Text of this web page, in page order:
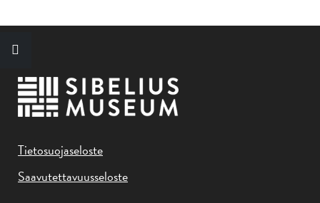
Tietosuojaseloste
Saavutettavuusseloste